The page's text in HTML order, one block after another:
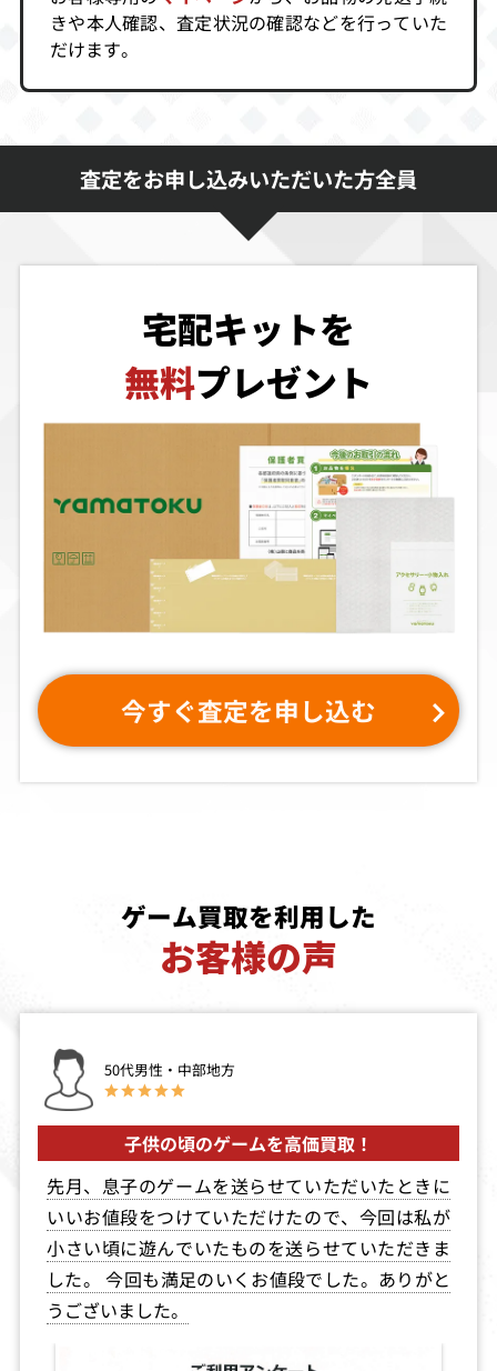
買取価格
2,210
買取価格
2,122
買取価格
2,107
ガ
買取価格
2,100
買取価格
2,100
買取価格
2,063
買取価格 買取価格
2,039
誓いプレミアム
パック
買取価格
ヴァリアブル・
ジオ（限定版）
買取価格
リアルバウト餓
狼伝説 ベスト
コレクション
買取価格
1,990
ボンバーマン パ
ーティーセット
1,983
魔導物語
買取価格
1,980
アイラブミッキ
ラブドナルドダ
ック
買取価格
1,971
ガンブレイズS
買取価格
1,954
買取価格 買取価格
1,900
買取価格
買取価格
1,851 1,842
蒼穹紅蓮隊
買取価格
1,838
メタルブラック
（サタコレ）
買取価格
輝水晶伝説アス
タル
買取価格
きや本人確認、査定状況の確認などを行っていた
だけます。
査定をお申し込みいただいた方全員
宅配キットを
無料プレゼント
今すぐ査定を申し込む
ゲーム買取を利用した
お客様の声
50代男性・中部地方
子供の頃のゲームを高価買取！
先月、息子のゲームを送らせていただいたときに
いいお値段をつけていただけたので、今回は私が
小さい頃に遊んでいたものを送らせていただきま
した。 今回も満足のいくお値段でした。ありがと
うございました。